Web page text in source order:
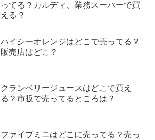
ってる？カルディ、業務スーパーで買
える？
ハイシーオレンジはどこで売ってる？
販売店はどこ？
クランベリージュースはどこで買え
る？市販で売ってるところは？
ファイブミニはどこに売ってる？売っ